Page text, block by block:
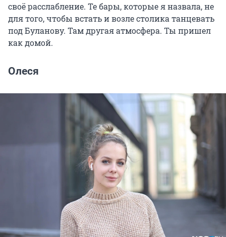
своё расслабление. Те бары, которые я назвала, не
для того, чтобы встать и возле столика танцевать
под Буланову. Там другая атмосфера. Ты пришел
как домой.
Олеся